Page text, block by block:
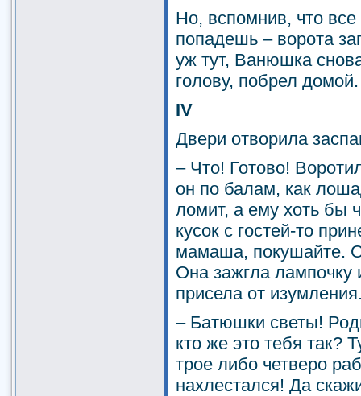
Но, вспомнив, что все
попадешь – ворота
уж тут, Ванюшка
голову, побрел домой.
IV
Двери отворила
– Что! Готово!
он по балам, как
ломит, а ему хоть бы
кусок с гостей-то
мамаша, покушайте.
Она зажгла лампочку
присела от
– Батюшки светы!
кто же это тебя так?
трое либо четверо
нахлестался! Да